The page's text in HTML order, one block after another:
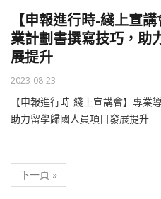
【申報進行時-綫上宣
業計劃書撰寫技巧，助
展提升
2023-08-23
【申報進行時-綫上宣講會】專業
助力留學歸國人員項目發展提升
下一頁 »